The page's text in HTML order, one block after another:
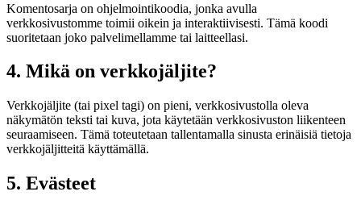
Komentosarja on ohjelmointikoodia, jonka avulla
verkkosivustomme toimii oikein ja interaktiivisesti. Tämä koodi
suoritetaan joko palvelimellamme tai laitteellasi.
4. Mikä on verkkojäljite?
Verkkojäljite (tai pixel tagi) on pieni, verkkosivustolla oleva
näkymätön teksti tai kuva, jota käytetään verkkosivuston liikenteen
seuraamiseen. Tämä toteutetaan tallentamalla sinusta erinäisiä tietoja
verkkojäljitteitä käyttämällä.
5. Evästeet